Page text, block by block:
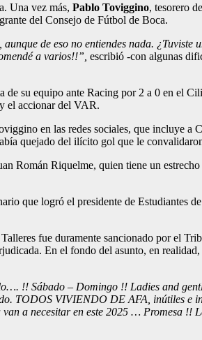
Una vez más, Pablo Toviggino, tesorero
del Consejo de Fútbol de Boca.
de eso no entiendes nada.
a varios!!”, escribió -con algunas
su equipo ante Racing por 2 a 0 en el
el accionar del VAR.
en las redes sociales, que incluye
quejado del ilícito gol que le
Román Riquelme, quien tiene un
que logró el presidente de Estudiantes
fue duramente sancionado por el
En el fondo del asunto, en
!! Sábado – Domingo !! Ladies and
TODOS VIVIENDO DE AFA, inútiles e
a necesitar en este 2025 … Promesa !!